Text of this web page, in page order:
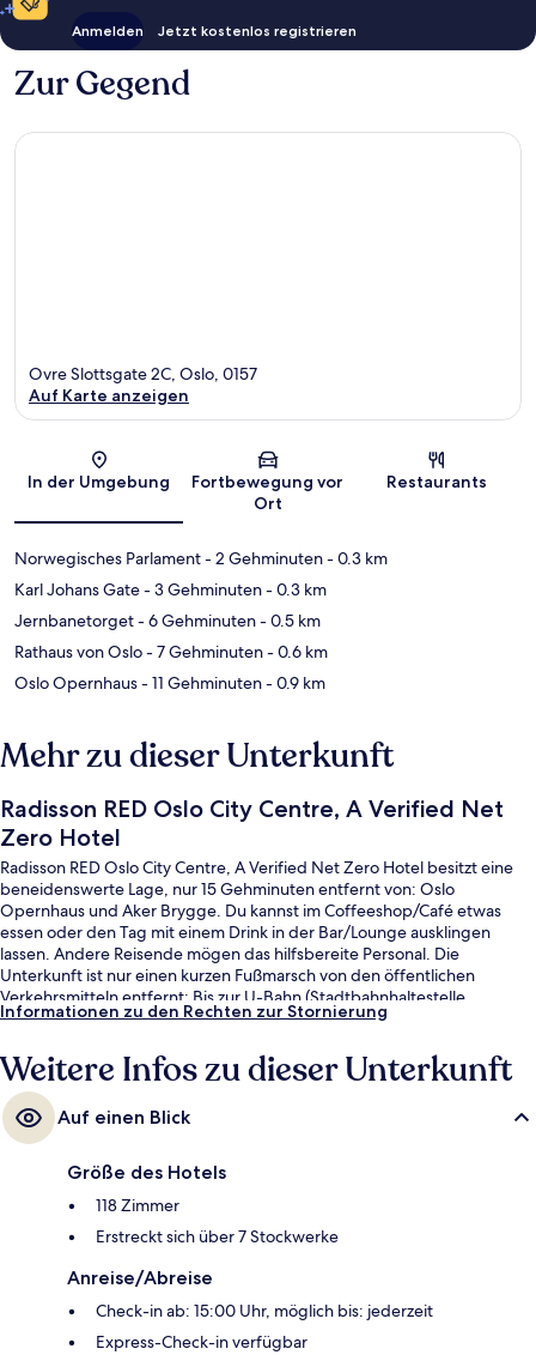
Anmelden Jetzt kostenlos registrieren
Zur Gegend
Karte
Ovre Slottsgate 2C, Oslo, 0157
Auf Karte anzeigen
In der Umgebung
Fortbewegung vor
Ort
Restaurants
Norwegisches Parlament- 2 Gehminuten- 0.3 km
Karl Johans Gate- 3 Gehminuten- 0.3 km
Jernbanetorget- 6 Gehminuten- 0.5 km
Rathaus von Oslo- 7 Gehminuten- 0.6 km
Oslo Opernhaus- 11 Gehminuten- 0.9 km
Mehr zu dieser Unterkunft
Radisson RED Oslo City Centre, A Verified Net
Zero Hotel
Radisson RED Oslo City Centre, A Verified Net Zero Hotel besitzt eine
beneidenswerte Lage, nur 15 Gehminuten entfernt von: Oslo
Opernhaus und Aker Brygge. Du kannst im Coffeeshop/Café etwas
essen oder den Tag mit einem Drink in der Bar/Lounge ausklingen
lassen. Andere Reisende mögen das hilfsbereite Personal. Die
Unterkunft ist nur einen kurzen Fußmarsch von den öffentlichen
Verkehrsmitteln entfernt: Bis zur U-Bahn (Stadtbahnhaltestelle
Christiania Torv und Stadtbahnhaltestelle Wessels plass) sind es nur
Informationen zu den Rechten zur Stornierung
Weitere Infos zu dieser Unterkunft
Auf einen Blick
Größe des Hotels
118 Zimmer
Erstreckt sich über 7 Stockwerke
Anreise/Abreise
Check-in ab: 15:00 Uhr, möglich bis: jederzeit
Express-Check-in verfügbar